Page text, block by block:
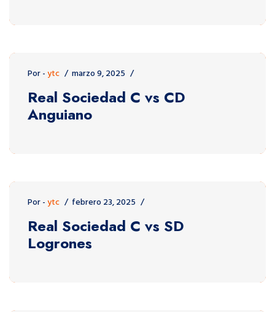
Por -ytc marzo 9, 2025
Real Sociedad C vs CD
Anguiano
Por -ytc febrero 23, 2025
Real Sociedad C vs SD
Logrones